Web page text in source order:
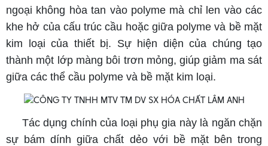
ngoại không hòa tan vào polyme mà chỉ len vào các
khe hở của cấu trúc cầu hoặc giữa polyme và bề mặt
kim loại của thiết bị. Sự hiện diện của chúng tạo
thành một lớp màng bôi trơn mỏng, giúp giảm ma sát
giữa các thể cầu polyme và bề mặt kim loại.
Tác dụng chính của loại phụ gia này là ngăn chặn
sự bám dính giữa chất dẻo với bề mặt bên trong